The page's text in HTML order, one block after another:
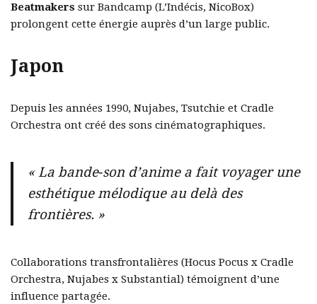
Beatmakers sur Bandcamp (L’Indécis, NicoBox)
prolongent cette énergie auprès d’un large public.
Japon
Depuis les années 1990, Nujabes, Tsutchie et Cradle
Orchestra ont créé des sons cinématographiques.
« La bande‑son d’anime a fait voyager une
esthétique mélodique au delà des
frontières. »
Collaborations transfrontalières (Hocus Pocus x Cradle
Orchestra, Nujabes x Substantial) témoignent d’une
influence partagée.